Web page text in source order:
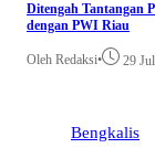
Ditengah Tantangan
dengan PWI Riau
Oleh Redaksi• 29
Bengkalis